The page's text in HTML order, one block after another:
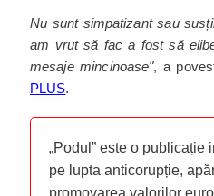
Nu sunt simpatizant sau
am vrut să fac a fost să
mesaje mincinoase", a
PLUS.
„Podul” este o publicație
pe lupta anticorupție,